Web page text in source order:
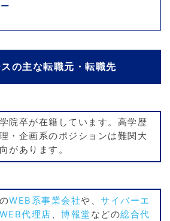
の主な転職元・転職先
院卒が在籍しています。高学歴
・企画系のポジションは難関大
があります。
WEB系事業会社や、サイバーエ
WEB代理店 、博報堂などの総合代